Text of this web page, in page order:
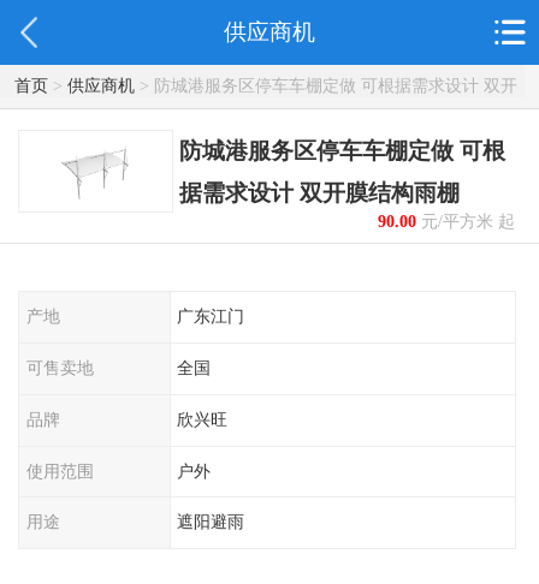
供应商机
首页> 供应商机> 防城港服务区停车车棚定做 可根据需求设计 双开
膜结构雨棚
防城港服务区停车车棚定做 可根
据需求设计 双开膜结构雨棚
90.00元/平方米 起
产地 广东江门
可售卖地 全国
品牌 欣兴旺
使用范围 户外
用途 遮阳避雨